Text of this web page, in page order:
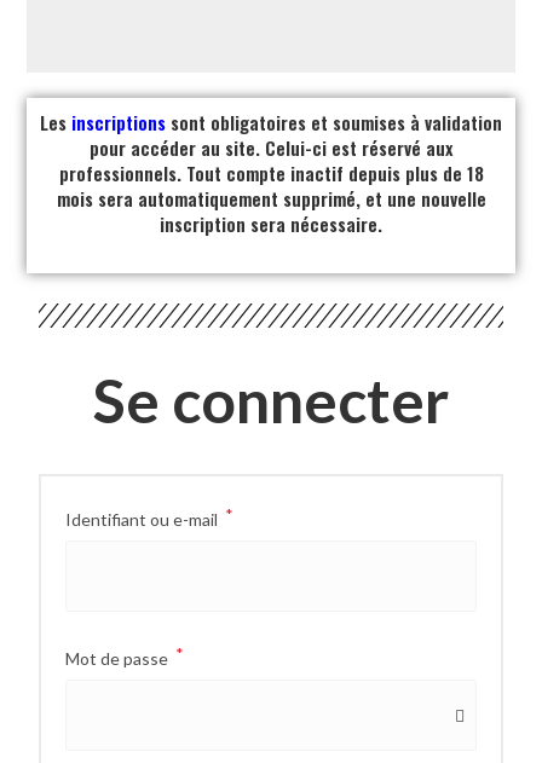
Les inscriptions sont obligatoires et soumises à validation
pour accéder au site. Celui-ci est réservé aux
professionnels. Tout compte inactif depuis plus de 18
mois sera automatiquement supprimé, et une nouvelle
inscription sera nécessaire.
Se connecter
Identifiant ou e-mail *
Mot de passe *